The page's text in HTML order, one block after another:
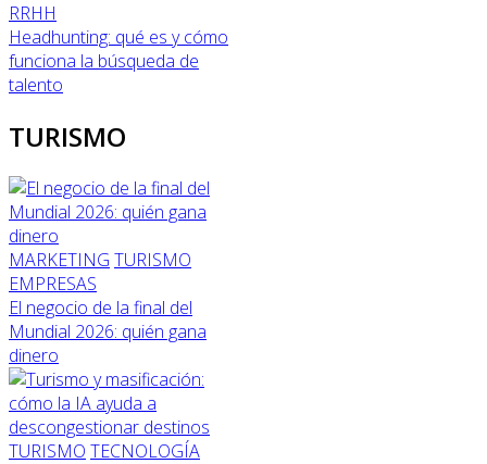
RRHH
Headhunting: qué es y cómo
funciona la búsqueda de
talento
TURISMO
MARKETING TURISMO
EMPRESAS
El negocio de la final del
Mundial 2026: quién gana
dinero
TURISMO TECNOLOGÍA